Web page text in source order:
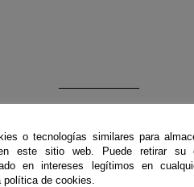
o tecnologías similares para
este sitio web. Puede retirar su
en intereses legítimos en
de cookies.